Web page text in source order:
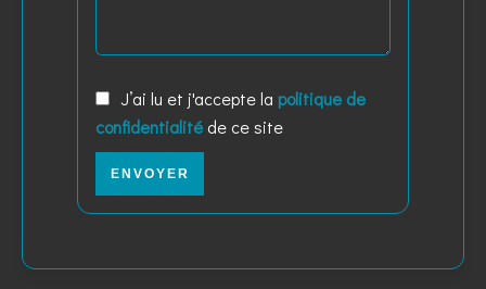
J’ai lu et j'accepte la politique de
confidentialité de ce site
ENVOYER